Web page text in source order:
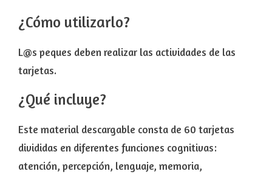
¿Cómo utilizarlo?
L@s peques deben realizar las actividades de las
tarjetas.
¿Qué incluye?
Este material descargable consta de 60 tarjetas
divididas en diferentes funciones cognitivas:
atención, percepción, lenguaje, memoria,